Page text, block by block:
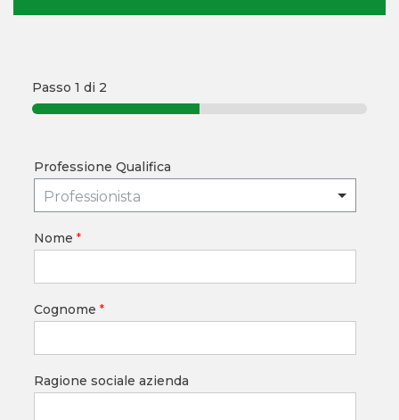
Passo 1 di 2
Professione Qualifica
Professionista
Nome *
Cognome *
Ragione sociale azienda